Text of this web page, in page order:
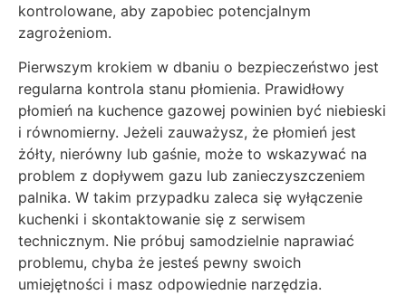
kontrolowane, aby zapobiec potencjalnym
zagrożeniom.
Pierwszym krokiem w dbaniu o bezpieczeństwo jest
regularna kontrola stanu płomienia. Prawidłowy
płomień na kuchence gazowej powinien być niebieski
i równomierny. Jeżeli zauważysz, że płomień jest
żółty, nierówny lub gaśnie, może to wskazywać na
problem z dopływem gazu lub zanieczyszczeniem
palnika. W takim przypadku zaleca się wyłączenie
kuchenki i skontaktowanie się z serwisem
technicznym. Nie próbuj samodzielnie naprawiać
problemu, chyba że jesteś pewny swoich
umiejętności i masz odpowiednie narzędzia.